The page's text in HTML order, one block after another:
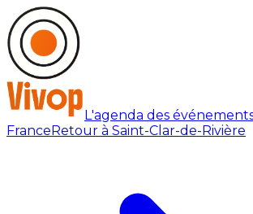
L'agenda des
FranceRetour à Saint-Clar-de-Rivière